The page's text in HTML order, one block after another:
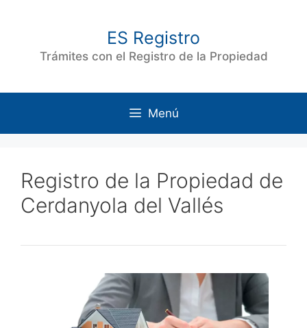
ES Registro
Trámites con el Registro de la Propiedad
Menú
Registro de la Propiedad de
Cerdanyola del Vallés